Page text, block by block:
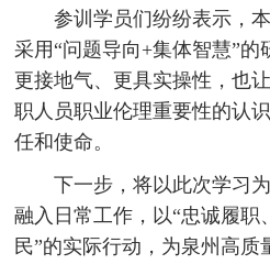
参训学员们纷纷表示，
采用“问题导向+集体智慧”的
更接地气、更具实操性，也
职人员职业伦理重要性的认
任和使命。
下一步，将以此次学习
融入日常工作，以“忠诚履职
民”的实际行动，为泉州高